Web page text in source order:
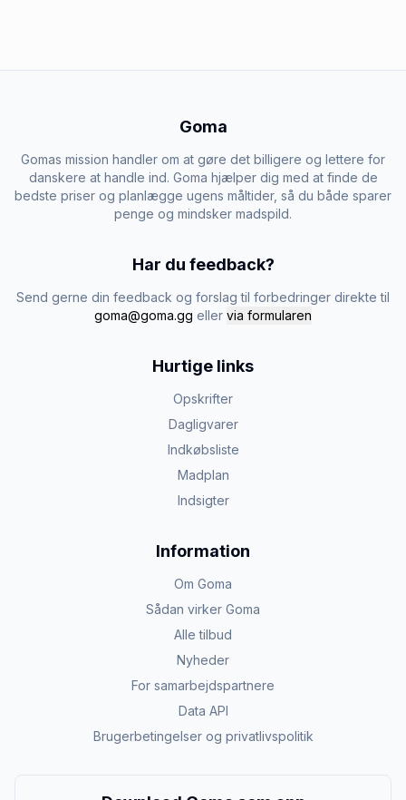
Goma
Gomas mission handler om at gøre det billigere og lettere for
danskere at handle ind. Goma hjælper dig med at finde de
bedste priser og planlægge ugens måltider, så du både sparer
penge og mindsker madspild.
Har du feedback?
Send gerne din feedback og forslag til forbedringer direkte til
goma@goma.gg eller via formularen
Hurtige links
Opskrifter
Dagligvarer
Indkøbsliste
Madplan
Indsigter
Information
Om Goma
Sådan virker Goma
Alle tilbud
Nyheder
For samarbejdspartnere
Data API
Brugerbetingelser og privatlivspolitik